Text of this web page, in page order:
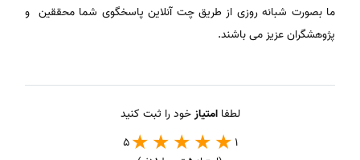
ما بصورت شبانه روزی از طریق چت آنلاین پاسخگوی شما محققین و
پژوهشگران عزیز می باشند.
لطفاامتیازخود را ثبت کنید
1
5